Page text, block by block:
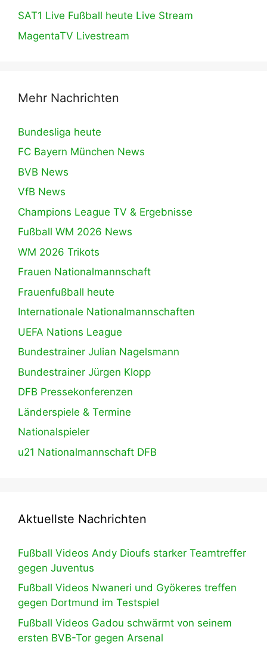
SAT1 Live Fußball heute Live Stream
MagentaTV Livestream
Mehr Nachrichten
Bundesliga heute
FC Bayern München News
BVB News
VfB News
Champions League TV & Ergebnisse
Fußball WM 2026 News
WM 2026 Trikots
Frauen Nationalmannschaft
Frauenfußball heute
Internationale Nationalmannschaften
UEFA Nations League
Bundestrainer Julian Nagelsmann
Bundestrainer Jürgen Klopp
DFB Pressekonferenzen
Länderspiele & Termine
Nationalspieler
u21 Nationalmannschaft DFB
Aktuellste Nachrichten
Fußball Videos Andy Dioufs starker Teamtreffer
gegen Juventus
Fußball Videos Nwaneri und Gyökeres treffen
gegen Dortmund im Testspiel
Fußball Videos Gadou schwärmt von seinem
ersten BVB-Tor gegen Arsenal